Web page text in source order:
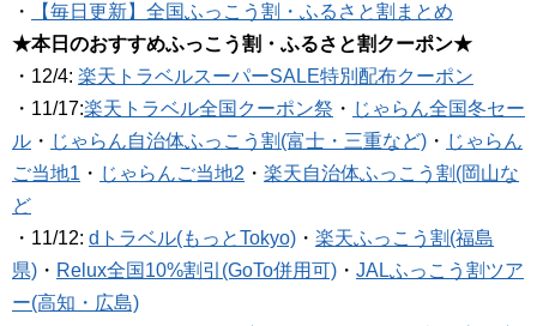
・
【毎日更新】全国ふっこう割・ふるさと割まとめ
★本日のおすすめふっこう割・ふるさと割クーポン★
・12/4: 楽天トラベルスーパーSALE特別配布クーポン
・11/17:楽天トラベル全国クーポン祭 ・ じゃらん全国冬セー
ル ・ じゃらん自治体ふっこう割(富士・三重など) ・ じゃらん
ご当地1 ・ じゃらんご当地2 ・ 楽天自治体ふっこう割(岡山な
ど
・11/12: dトラベル(もっとTokyo) ・ 楽天ふっこう割(福島
県) ・ Relux全国10%割引(GoTo併用可) ・ JALふっこう割ツア
ー(高知・広島)